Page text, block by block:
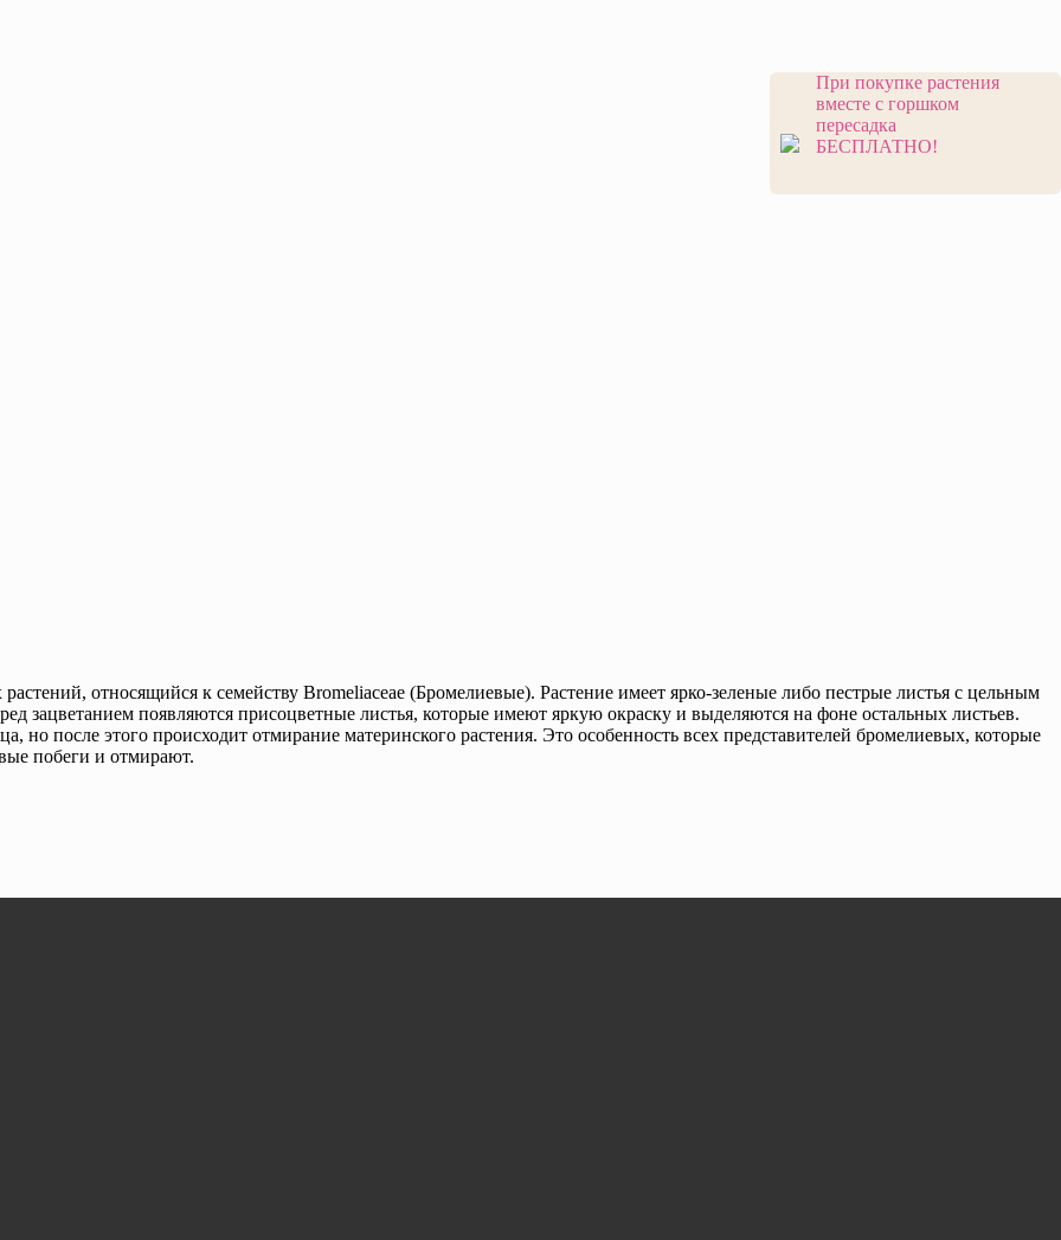
При покупке растения
вместе с горшком
пересадка
БЕСПЛАТНО!
относящийся к семейству Bromeliaceae (Бромелиевые). Растение имеет ярко-зеленые либо пестрые листья с цельным
зацветанием появляются присоцветные листья, которые имеют яркую окраску и выделяются на фоне остальных листьев.
но после этого происходит отмирание материнского растения. Это особенность всех представителей бромелиевых, которые
побеги и отмирают.